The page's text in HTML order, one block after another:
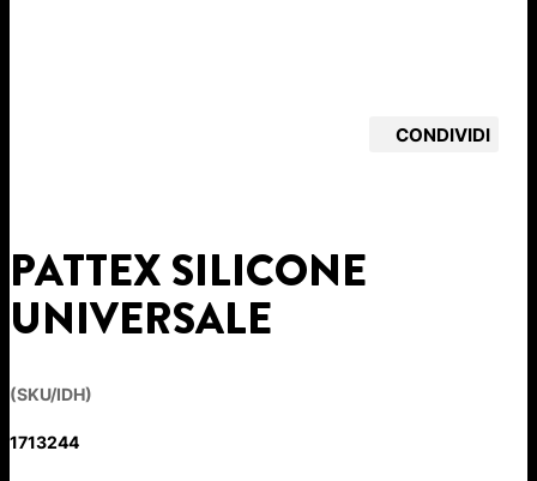
CONDIVIDI
PATTEX SILICONE
UNIVERSALE
(SKU/IDH)
1713244